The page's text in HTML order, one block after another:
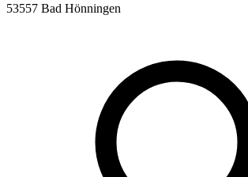
53557 Bad Hönningen